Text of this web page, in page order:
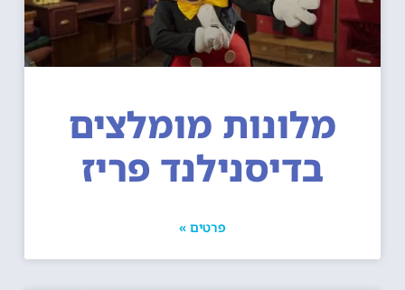
מלונות מומלצים
בדיסנילנד פריז
פרטים »